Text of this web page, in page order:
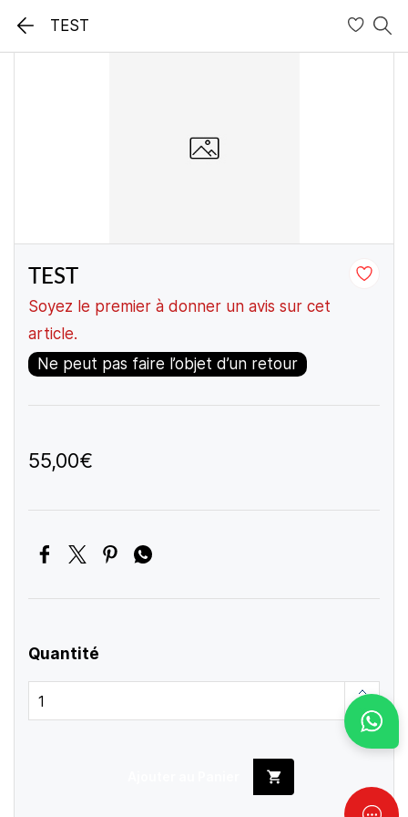
TEST
TEST
Soyez le premier à donner un avis sur cet
article.
Ne peut pas faire l’objet d’un retour
55,00€
Quantité